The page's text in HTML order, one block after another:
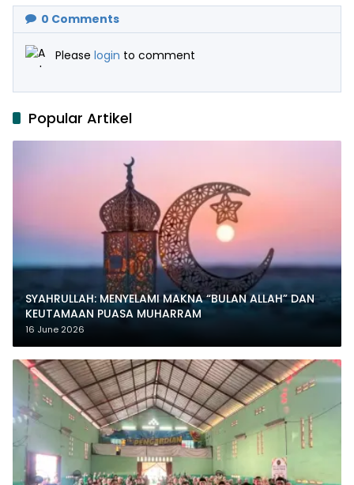
0 Comments
Please login to comment
Popular Artikel
SYAHRULLAH: MENYELAMI MAKNA “BULAN ALLAH” DAN
KEUTAMAAN PUASA MUHARRAM
16 June 2026